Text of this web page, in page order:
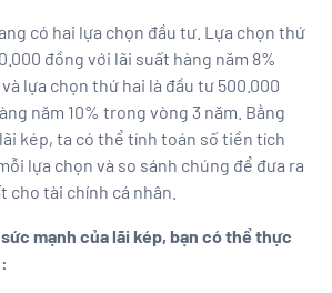
có hai lựa chọn đầu tư. Lựa chọn thứ
đồng với lãi suất hàng năm 8%
lựa chọn thứ hai là đầu tư 500.000
năm 10% trong vòng 3 năm. Bằng
kép, ta có thể tính toán số tiền tích
lựa chọn và so sánh chúng để đưa ra
tài chính cá nhân.
mạnh của lãi kép, bạn có thể thực